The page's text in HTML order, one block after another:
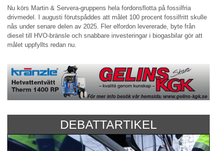
Nu körs Martin & Servera-gruppens hela fordonsflotta på fossilfria
drivmedel. I augusti förutspåddes att målet 100 procent fossilfritt skulle
nås under senare delen av 2025. Fler elfordon levererade, byte från
diesel till HVO-bränsle och snabbare investeringar i biogasbilar gör att
målet uppfyllts redan nu.
DEBATTARTIKEL